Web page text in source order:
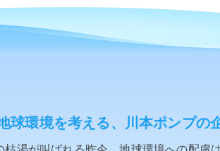
球環境を考える、川本ポンプの